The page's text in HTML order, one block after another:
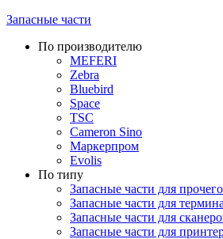
Запасные части
По производителю
MEFERI
Zebra
Bluebird
Space
TSC
Cameron Sino
Маркерпром
Evolis
По типу
Запасные части для прочего
Запасные части для
Запасные части для
Запасные части для